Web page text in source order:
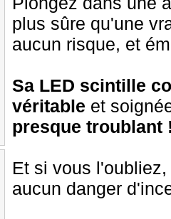
plus sûre qu'une
aucun risque, et
Sa LED scintille
véritable et
presque troublant
Et si vous
aucun danger